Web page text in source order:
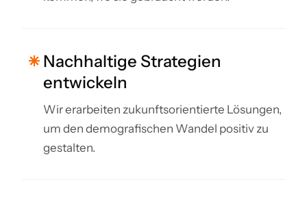
Nachhaltige Strategien
entwickeln
Wir erarbeiten zukunftsorientierte Lösungen,
um den demografischen Wandel positiv zu
gestalten.